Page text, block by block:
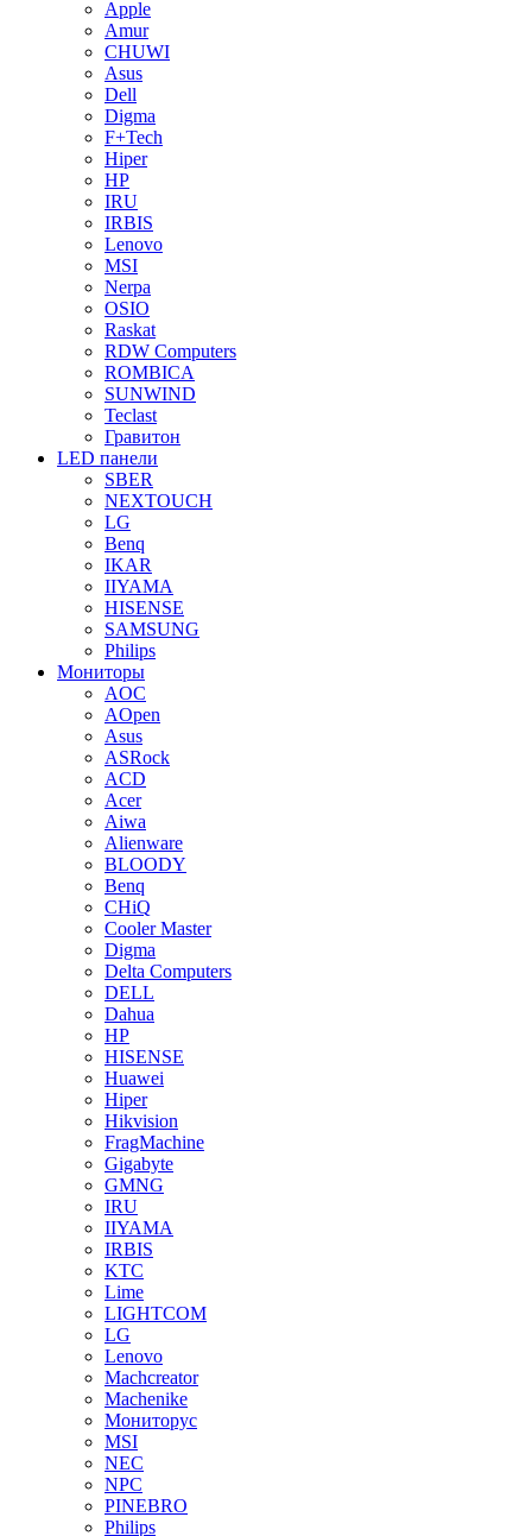
Apple
Amur
CHUWI
Asus
Dell
Digma
F+Tech
Hiper
HP
IRU
IRBIS
Lenovo
MSI
Nerpa
OSIO
Raskat
RDW Computers
ROMBICA
SUNWIND
Teclast
Гравитон
LED панели
SBER
NEXTOUCH
LG
Benq
IKAR
IIYAMA
HISENSE
SAMSUNG
Philips
Мониторы
AOC
AOpen
Asus
ASRock
ACD
Acer
Aiwa
Alienware
BLOODY
Benq
CHiQ
Cooler Master
Digma
Delta Computers
DELL
Dahua
HP
HISENSE
Huawei
Hiper
Hikvision
FragMachine
Gigabyte
GMNG
IRU
IIYAMA
IRBIS
KTC
Lime
LIGHTCOM
LG
Lenovo
Machcreator
Machenike
Мониторус
MSI
NEC
NPC
PINEBRO
Philips